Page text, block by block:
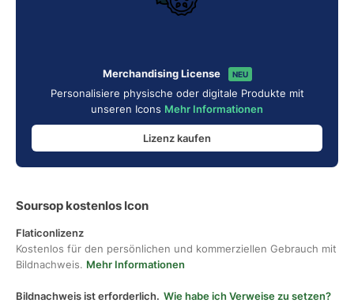
Merchandising License NEU
Personalisiere physische oder digitale Produkte mit
unseren Icons Mehr Informationen
Lizenz kaufen
Soursop kostenlos Icon
Flaticonlizenz
Kostenlos für den persönlichen und kommerziellen Gebrauch mit
Bildnachweis. Mehr Informationen
Bildnachweis ist erforderlich. Wie habe ich Verweise zu setzen?